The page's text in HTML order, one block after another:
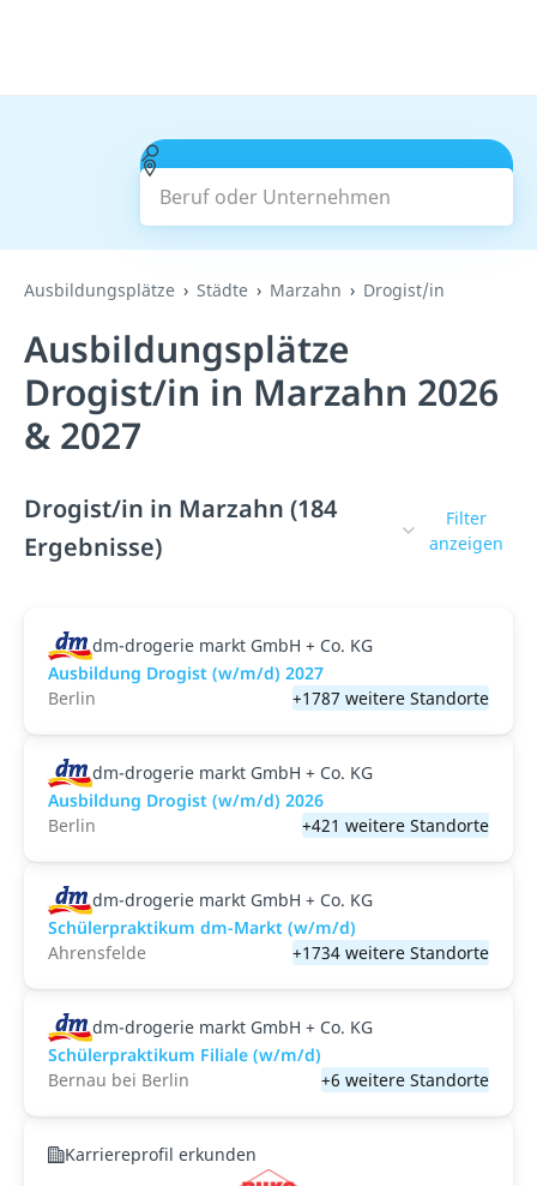
Beruf oder Unternehmen
Suchen
Ausbildungsplätze Städte Marzahn Drogist/in
Ausbildungsplätze
Drogist/in in Marzahn 2026
& 2027
Drogist/in in Marzahn (184
Ergebnisse)
Filter
anzeigen
dm-drogerie markt GmbH + Co. KG
Ausbildung Drogist (w/m/d) 2027
Berlin
+1787 weitere Standorte
dm-drogerie markt GmbH + Co. KG
Ausbildung Drogist (w/m/d) 2026
Berlin
+421 weitere Standorte
dm-drogerie markt GmbH + Co. KG
Schülerpraktikum dm-Markt (w/m/d)
Ahrensfelde
+1734 weitere Standorte
dm-drogerie markt GmbH + Co. KG
Schülerpraktikum Filiale (w/m/d)
Bernau bei Berlin
+6 weitere Standorte
Karriereprofil erkunden